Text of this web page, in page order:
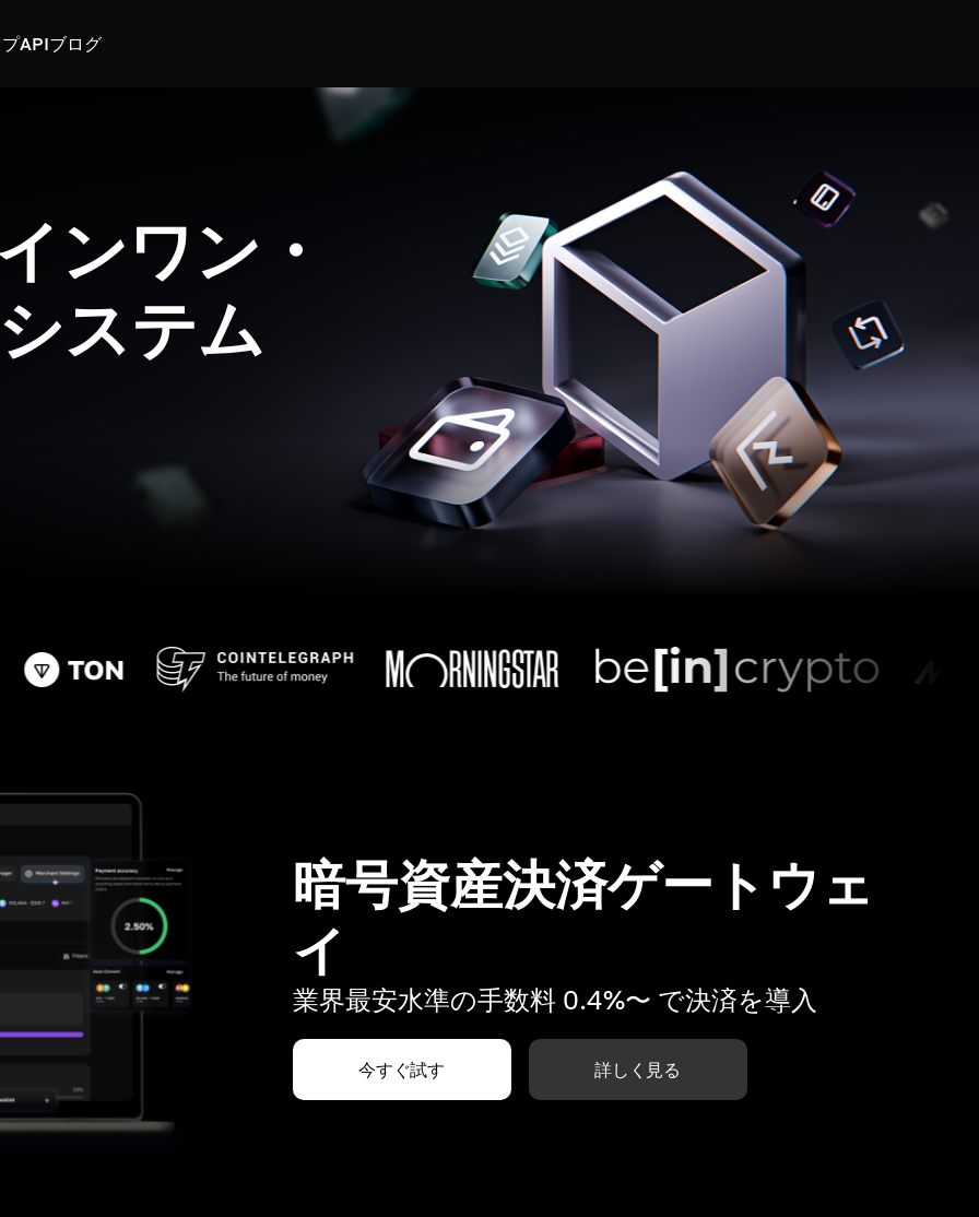
APIブログ
ンワン・
ステム
暗号資産決済ゲートウェ
イ
業界最安水準の手数料 0.4%〜 で決済を導入
今すぐ試す 詳しく見る